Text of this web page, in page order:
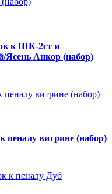
к ШК-2ст и
Ясень Анкор (набор)
пеналу витрине (набор)